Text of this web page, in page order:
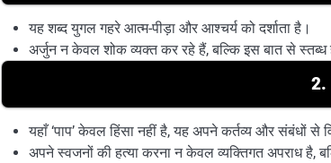
यह शब्द युगल गहरे आत्म-पीड़ा और आश्चर्य को दर्शाता है।
अर्जुन न केवल शोक व्यक्त कर रहे हैं, बल्कि इस बात से
2.
यहाँ ‘पाप’ केवल हिंसा नहीं है, यह अपने कर्तव्य और संबंधों से
अपने स्वजनों की हत्या करना न केवल व्यक्तिगत अपराध है,